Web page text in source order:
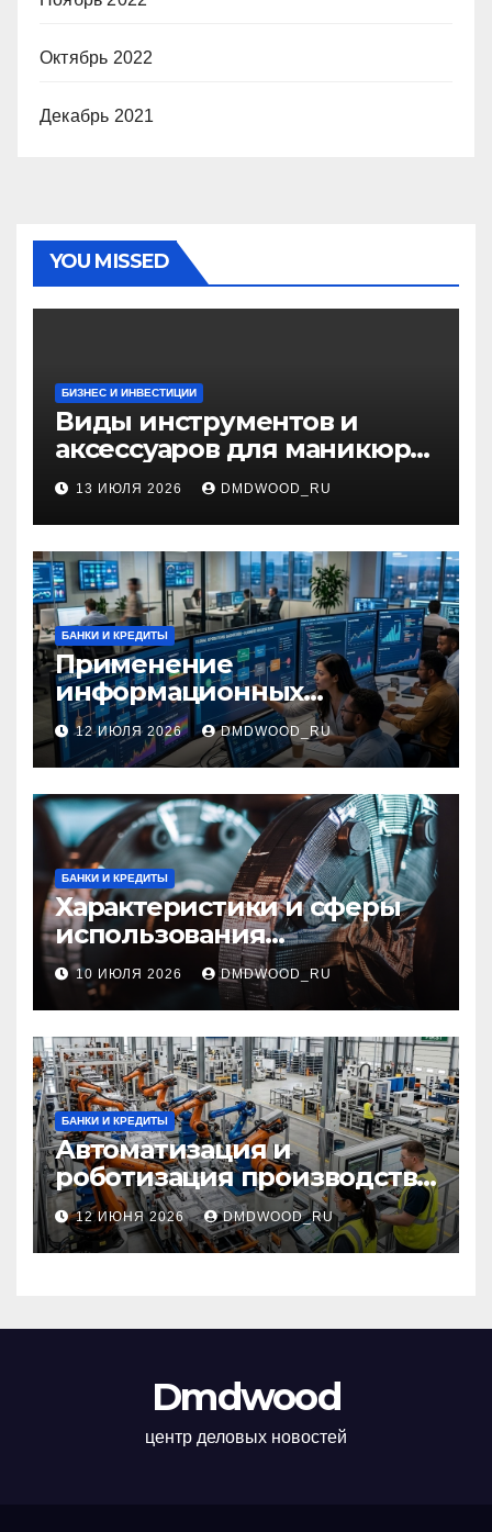
Октябрь 2022
Декабрь 2021
YOU MISSED
БИЗНЕС И ИНВЕСТИЦИИ
Виды инструментов и
аксессуаров для маникюра
и педикюра
13 ИЮЛЯ 2026 DMDWOOD_RU
БАНКИ И КРЕДИТЫ
Применение
информационных
технологий и системная
интеграция в бизнес-
процессах
12 ИЮЛЯ 2026 DMDWOOD_RU
БАНКИ И КРЕДИТЫ
Характеристики и сферы
использования
межфланцевых
огнезащитных
самоклеящихся лент
10 ИЮЛЯ 2026 DMDWOOD_RU
БАНКИ И КРЕДИТЫ
Автоматизация и
роботизация производства:
технологии, внедрение и
эксплуатационные аспекты
12 ИЮНЯ 2026 DMDWOOD_RU
Dmdwood
центр деловых новостей